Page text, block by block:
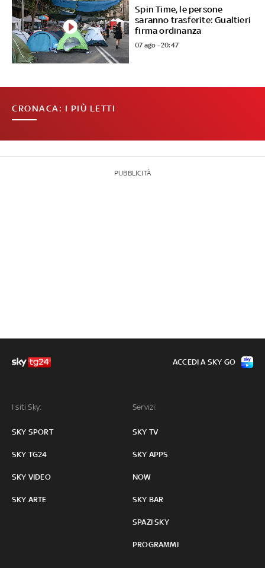
Spin Time, le persone
saranno trasferite: Gualtieri
firma ordinanza
07 ago - 20:47
CRONACA: I PIÙ LETTI
PUBBLICITÀ
I siti Sky:
SKY SPORT
SKY TG24
SKY VIDEO
SKY ARTE
Servizi:
SKY TV
SKY APPS
NOW
SKY BAR
SPAZI SKY
PROGRAMMI
ACCEDI A SKY GO